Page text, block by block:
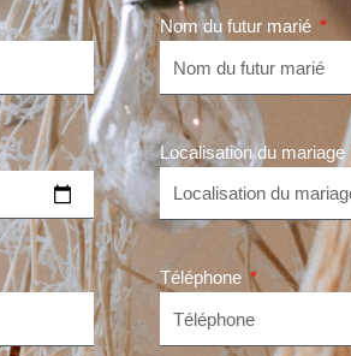
Nom du futur marié
Localisation du mariage
Téléphone